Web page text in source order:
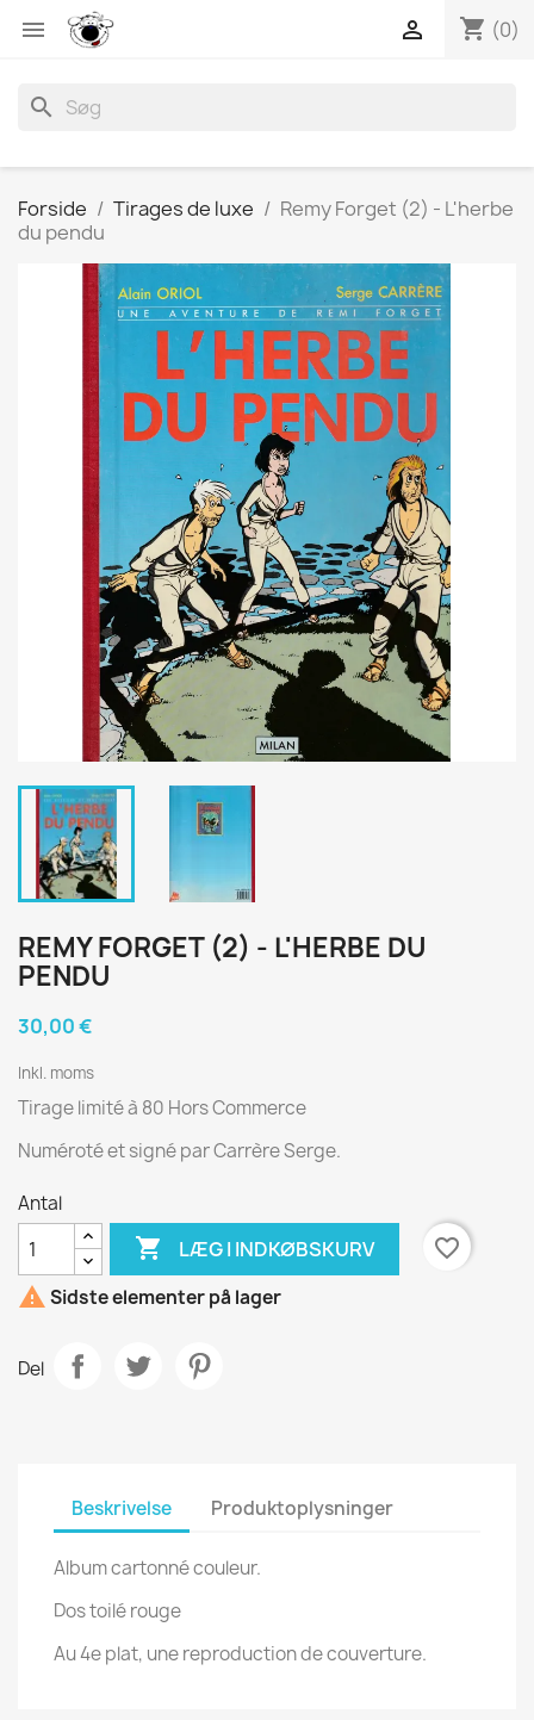
 shopping_cart (0)

search
Forside Tirages de luxe
Remy Forget (2) - L'herbe
du pendu
REMY FORGET (2) - L'HERBE DU
PENDU
30,00 €
Inkl. moms
Tirage limité à 80 Hors Commerce
Numéroté et signé par Carrère Serge.
Antal
 LÆG I INDKØBSKURV
favorite_border
 Sidste elementer på lager
Del
Beskrivelse Produktoplysninger
Album cartonné couleur.
Dos toilé rouge
Au 4e plat, une reproduction de couverture.